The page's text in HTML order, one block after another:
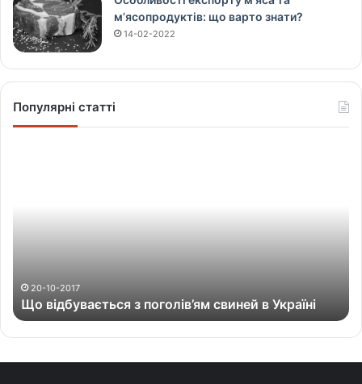
м’ясопродуктів: що варто знати?
14-02-2022
Популярні статті
т
ь
20-10-2017
Що відбувається з поголів’ям свиней в Україні